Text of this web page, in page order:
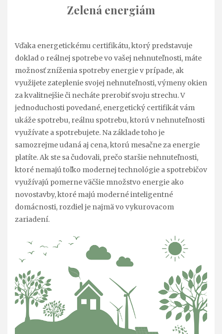
Zelená energiám
Vďaka energetickému certifikátu, ktorý predstavuje
doklad o reálnej spotrebe vo vašej nehnuteľnosti, máte
možnosť zníženia spotreby energie v prípade, ak
využijete zateplenie svojej nehnuteľnosti, výmeny okien
za kvalitnejšie či necháte prerobiť svoju strechu. V
jednoduchosti povedané, energetický certifikát vám
ukáže spotrebu, reálnu spotrebu, ktorú v nehnuteľnosti
využívate a spotrebujete. Na základe toho je
samozrejme udaná aj cena, ktorú mesačne za energie
platíte. Ak ste sa čudovali, prečo staršie nehnuteľnosti,
ktoré nemajú toľko modernej technológie a spotrebičov
využívajú pomerne väčšie množstvo energie ako
novostavby, ktoré majú moderné inteligentné
domácnosti, rozdiel je najmä vo vykurovacom
zariadení.